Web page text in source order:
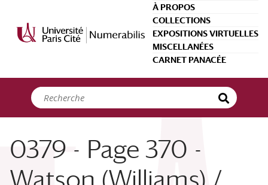
À PROPOS
COLLECTIONS
EXPOSITIONS VIRTUELLES
MISCELLANÉES
CARNET PANACÉE
0379 - Page 370 -
Watson (Williams) /